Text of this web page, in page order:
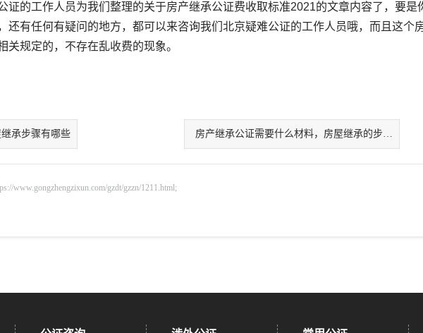
的工作人员为我们整理的关于房产继承公证费收取标准2021的文章内容了，要是
还有任何有疑问的地方，都可以来咨询我们北京疑难公证的工作人员哦，而且这个
关规定的，不存在乱收费的现象。
承步骤有哪些 房产继承公证需要什么材料，房屋继承的步骤有哪些呢？
www.gongzhengzixun.com/gzdt/gzzn/1211.html;